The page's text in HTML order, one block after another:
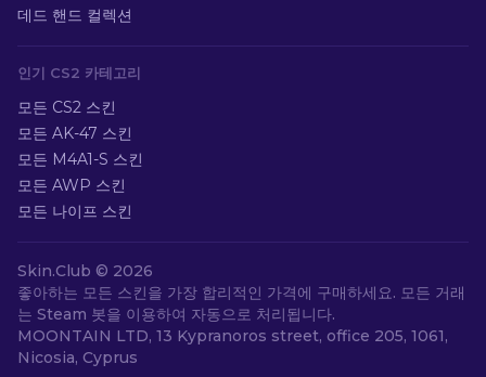
데드 핸드 컬렉션
인기 CS2 카테고리
모든 CS2 스킨
모든 AK-47 스킨
모든 M4A1-S 스킨
모든 AWP 스킨
모든 나이프 스킨
Skin.Club © 2026
좋아하는 모든 스킨을 가장 합리적인 가격에 구매하세요. 모든 거래
는 Steam 봇을 이용하여 자동으로 처리됩니다.
MOONTAIN LTD, 13 Kypranoros street, office 205, 1061,
Nicosia, Cyprus